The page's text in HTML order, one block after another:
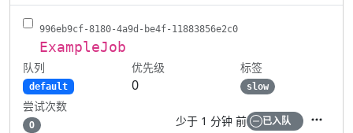
996eb9cf-8180-4a9d-be4f-11883856e2c0
ExampleJob
队列
default
优先级
0
标签
slow
尝试次数
0 少于 1 分钟 前 已入队